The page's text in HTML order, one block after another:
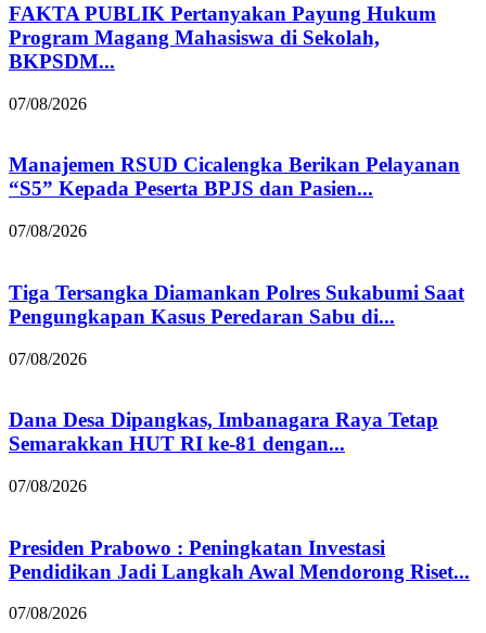
FAKTA PUBLIK Pertanyakan Payung Hukum
Program Magang Mahasiswa di Sekolah,
BKPSDM...
07/08/2026
Manajemen RSUD Cicalengka Berikan Pelayanan
“S5” Kepada Peserta BPJS dan Pasien...
07/08/2026
Tiga Tersangka Diamankan Polres Sukabumi Saat
Pengungkapan Kasus Peredaran Sabu di...
07/08/2026
Dana Desa Dipangkas, Imbanagara Raya Tetap
Semarakkan HUT RI ke-81 dengan...
07/08/2026
Presiden Prabowo : Peningkatan Investasi
Pendidikan Jadi Langkah Awal Mendorong Riset...
07/08/2026